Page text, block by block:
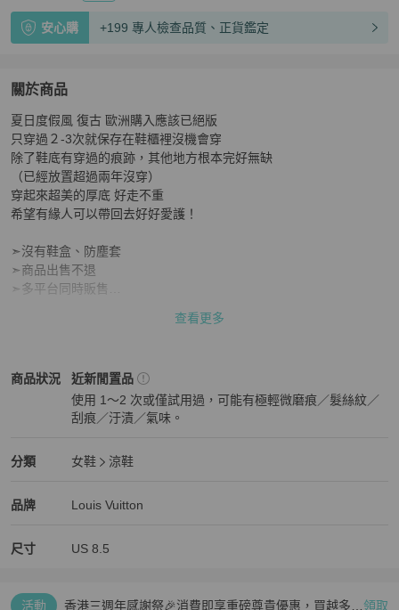
安心購 +199 專人檢查品質、正貨鑑定
關於商品
關於《保持良好》Louis Vuitton 厚底涼鞋
夏日度假風 復古 歐洲購入應該已絕版
只穿過２-3次就保存在鞋櫃裡沒機會穿
除了鞋底有穿過的痕跡，其他地方根本完好無缺
（已經放置超過兩年沒穿）
穿起來超美的厚底 好走不重
希望有緣人可以帶回去好好愛護！
➣沒有鞋盒、防塵套
➣商品出售不退
➣多平台同時販售
#louisvuitton #LouisVuitton #厚底涼鞋 #厚底跟鞋
查看更多
商品狀況
Louis Vuitton女鞋商品狀態與細節
近新閒置品
使用 1～2 次或僅試用過，可能有極輕微磨痕／髮絲紋／
刮痕／汙漬／氣味。
分類
Louis Vuitton女鞋 分類資訊
女鞋
涼鞋
品牌
Louis Vuitton精品女鞋品牌介紹
Louis Vuitton
Louis Vuitton推薦清單
尺寸 US 8.5
活動
香港三週年感謝祭🎉消費即享重磅尊貴優惠，買越多、 領取